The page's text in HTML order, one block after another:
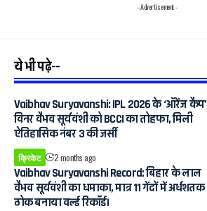
- Advertisement -
ये भी पढ़े--
Vaibhav Suryavanshi: IPL 2026 के ‘ऑरेंज कैप’
विनर वैभव सूर्यवंशी को BCCI का तोहफा, मिली
ऐतिहासिक नंबर 3 की जर्सी
क्रिकेट 2 months ago
Vaibhav Suryavanshi Record: बिहार के लाल
वैभव सूर्यवंशी का धमाका, मात्र 11 गेंदों में अर्धशतक
ठोक बनाया वर्ल्ड रिकॉर्ड।